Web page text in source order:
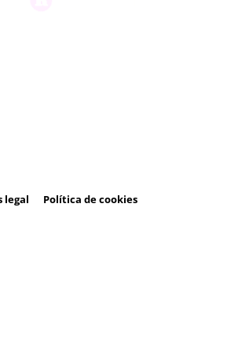
legal Política de cookies